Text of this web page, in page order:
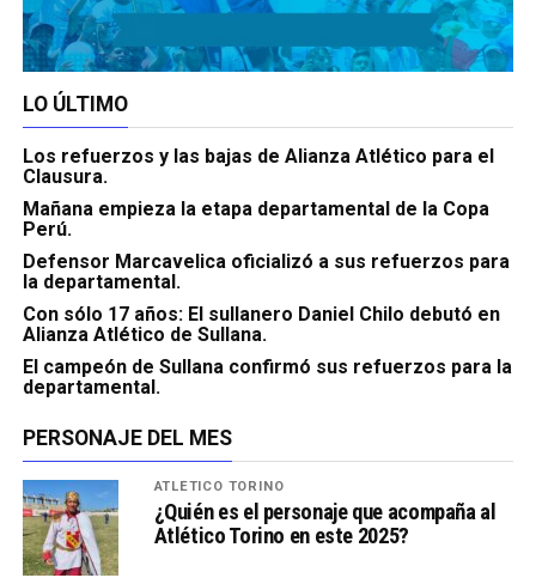
LO ÚLTIMO
Los refuerzos y las bajas de Alianza Atlético para el
Clausura.
Mañana empieza la etapa departamental de la Copa
Perú.
Defensor Marcavelica oficializó a sus refuerzos para
la departamental.
Con sólo 17 años: El sullanero Daniel Chilo debutó en
Alianza Atlético de Sullana.
El campeón de Sullana confirmó sus refuerzos para la
departamental.
PERSONAJE DEL MES
ATLÉTICO TORINO
¿Quién es el personaje que acompaña al
Atlético Torino en este 2025?